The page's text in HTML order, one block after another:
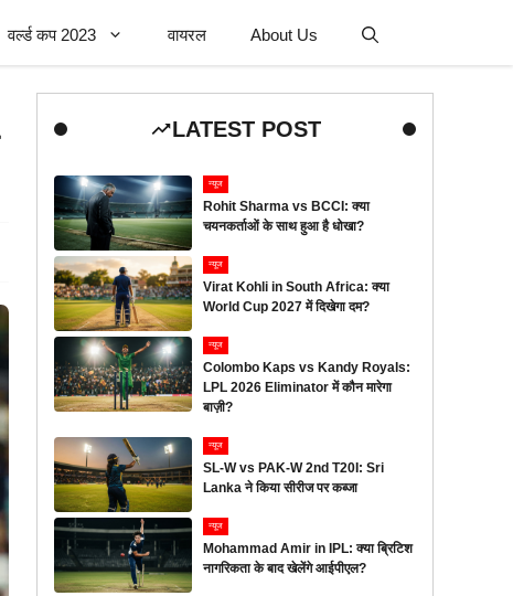
वर्ल्ड कप 2023 वायरल About Us
LATEST POST
न्यूज
Rohit Sharma vs BCCI: क्या
चयनकर्ताओं के साथ हुआ है धोखा?
न्यूज
Virat Kohli in South Africa: क्या
World Cup 2027 में दिखेगा दम?
न्यूज
Colombo Kaps vs Kandy Royals:
LPL 2026 Eliminator में कौन मारेगा
बाज़ी?
न्यूज
SL-W vs PAK-W 2nd T20I: Sri
Lanka ने किया सीरीज पर कब्जा
न्यूज
Mohammad Amir in IPL: क्या ब्रिटिश
नागरिकता के बाद खेलेंगे आईपीएल?